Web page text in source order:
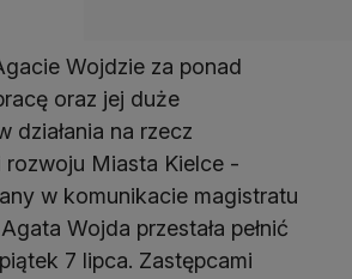
Wojdzie za ponad
oraz jej duże
działania na rzecz
Miasta Kielce -
w komunikacie magistratu
Wojda przestała pełnić
7 lipca. Zastępcami